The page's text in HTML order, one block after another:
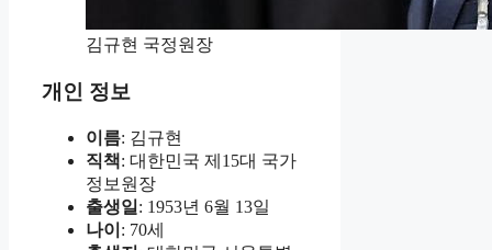
김규현 국정원장
개인 정보
이름: 김규현
직책: 대한민국 제15대 국가
정보원장
출생일 : 1953년 6월 13일
나이 : 70세